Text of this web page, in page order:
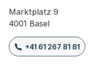
Marktplatz 9
4001 Basel
+41 61 267 81 81